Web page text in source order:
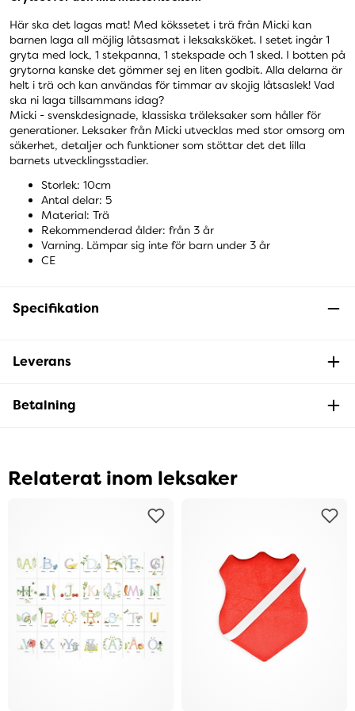
Här ska det lagas mat! Med kökssetet i trä från Micki kan
barnen laga all möjlig låtsasmat i leksaksköket. I setet ingår 1
gryta med lock, 1 stekpanna, 1 stekspade och 1 sked. I botten på
grytorna kanske det gömmer sej en liten godbit. Alla delarna är
helt i trä och kan användas för timmar av skojig låtsaslek! Vad
ska ni laga tillsammans idag?
Micki - svenskdesignade, klassiska träleksaker som håller för
generationer. Leksaker från Micki utvecklas med stor omsorg om
säkerhet, detaljer och funktioner som stöttar det det lilla
barnets utvecklingsstadier.
Storlek: 10cm
Antal delar: 5
Material: Trä
Rekommenderad ålder: från 3 år
Varning. Lämpar sig inte för barn under 3 år
CE
Specifikation
Leverans
Betalning
Relaterat inom leksaker